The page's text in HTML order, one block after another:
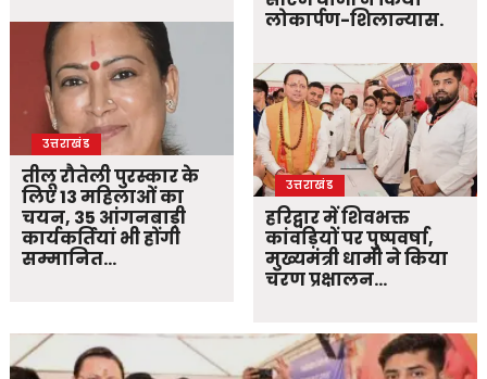
उत्तराखंड
तीलू रौतेली पुरस्कार के
लिए 13 महिलाओं का
चयन, 35 आंगनबाड़ी
कार्यकर्तियां भी होंगी
सम्मानित…
लोकार्पण-शिलान्यास.
उत्तराखंड
हरिद्वार में शिवभक्त
कांवड़ियों पर पुष्पवर्षा,
मुख्यमंत्री धामी ने किया
चरण प्रक्षालन…